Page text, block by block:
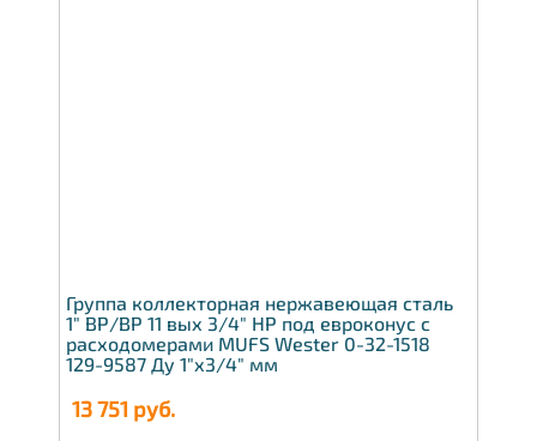
Группа коллекторная нержавеющая сталь
1" ВР/ВР 11 вых 3/4" НР под евроконус с
расходомерами MUFS Wester 0-32-1518
129-9587 Ду 1"х3/4" мм
13 751 руб.